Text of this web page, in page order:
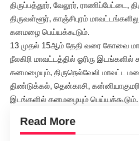
திருப்பத்தூர், வேலூர்,
திருவள்ளூர், காஞ்சிபுரம்
கனமழை பெய்யக்கூடும்.
13 முதல் 15ஆம் தேதி வரை கோவை
நீலகிரி மாவட்டத்தில் ஓரிரு இடங்களில்
கனமழையும், திருநெல்வேலி மாவட்ட
திண்டுக்கல், தென்காசி,
இடங்களில் கனமழையும் பெய்யக்கூடும்.
Read More